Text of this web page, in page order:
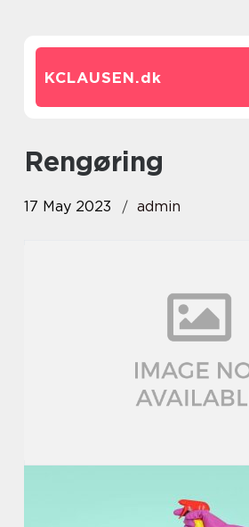
KCLAUSEN.dk
rengøring
17 May 2023 admin